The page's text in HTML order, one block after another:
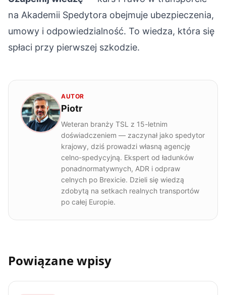
na Akademii Spedytora obejmuje ubezpieczenia,
umowy i odpowiedzialność. To wiedza, która się
spłaci przy pierwszej szkodzie.
AUTOR
Piotr
Weteran branży TSL z 15-letnim
doświadczeniem — zaczynał jako spedytor
krajowy, dziś prowadzi własną agencję
celno-spedycyjną. Ekspert od ładunków
ponadnormatywnych, ADR i odpraw
celnych po Brexicie. Dzieli się wiedzą
zdobytą na setkach realnych transportów
po całej Europie.
Powiązane wpisy